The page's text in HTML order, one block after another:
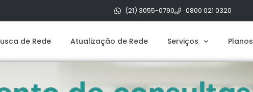
(21) 3055-0790 0800 021 0320
de Rede Atualização de Rede Serviços Planos